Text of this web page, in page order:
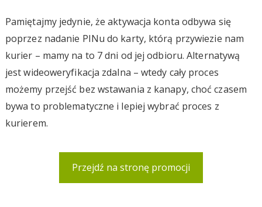
Pamiętajmy jedynie, że aktywacja konta odbywa się
poprzez nadanie PINu do karty, którą przywiezie nam
kurier – mamy na to 7 dni od jej odbioru. Alternatywą
jest wideoweryfikacja zdalna – wtedy cały proces
możemy przejść bez wstawania z kanapy, choć czasem
bywa to problematyczne i lepiej wybrać proces z
kurierem.
Przejdź na stronę promocji